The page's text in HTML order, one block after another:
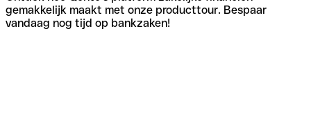
gemakkelijk maakt met onze producttour. Bespaar
vandaag nog tijd op bankzaken!